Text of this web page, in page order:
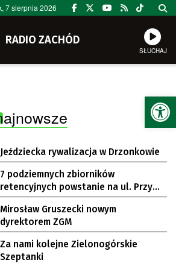
7 sierpnia 2026
RADIO ZACHÓD
SŁUCHAJ
Jeździecka rywalizacja w Drzonkowie
7 podziemnych zbiorników
retencyjnych powstanie na ul. Przy
Gazowni
Mirosław Gruszecki nowym
dyrektorem ZGM
Za nami kolejne Zielonogórskie
Szeptanki